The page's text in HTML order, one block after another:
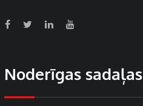
Noderīgas sadaļas